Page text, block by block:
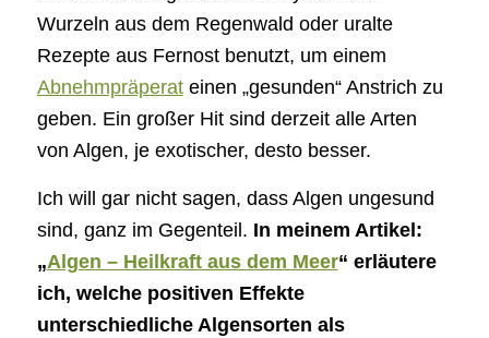
Wurzeln aus dem Regenwald oder uralte
Rezepte aus Fernost benutzt, um einem
Abnehmpräperateinen „gesunden“ Anstrich zu
geben. Ein großer Hit sind derzeit alle Arten
von Algen, je exotischer, desto besser.
Ich will gar nicht sagen, dass Algen ungesund
sind, ganz im Gegenteil. In meinem Artikel:
„Algen – Heilkraft aus dem Meer“ erläutere
ich, welche positiven Effekte
unterschiedliche Algensorten als